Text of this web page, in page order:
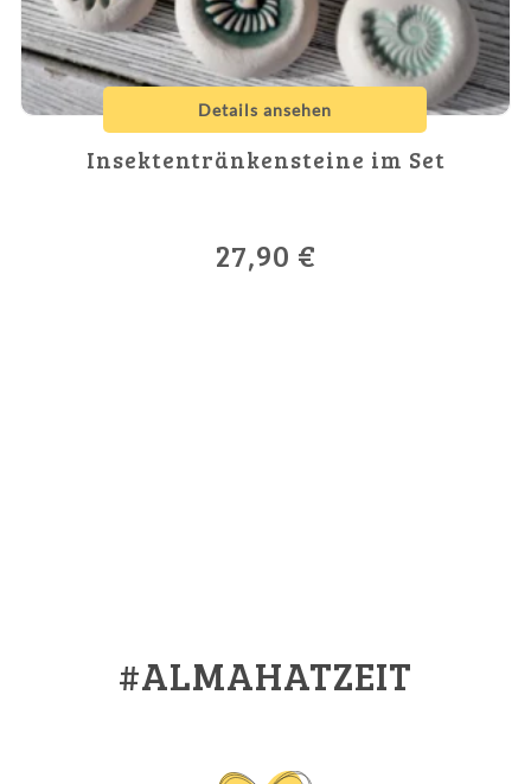
Insektentränkensteine im Set
27,90 €
Details ansehen
#ALMAHATZEIT